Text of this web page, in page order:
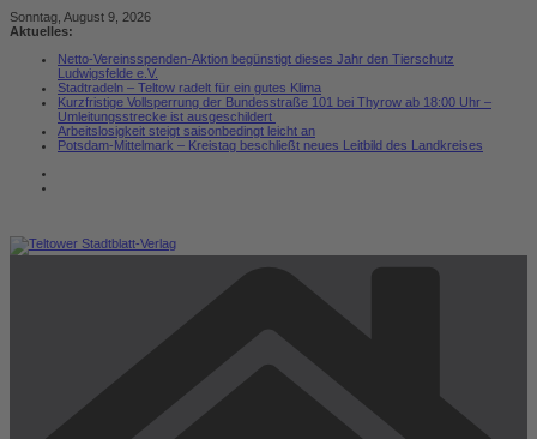
Zum
Inhalt
Sonntag, August 9, 2026
Aktuelles:
Netto-Vereinsspenden-Aktion begünstigt dieses Jahr den Tierschutz
Ludwigsfelde e.V.
Stadtradeln – Teltow radelt für ein gutes Klima
Kurzfristige Vollsperrung der Bundesstraße 101 bei Thyrow ab 18:00 Uhr –
Umleitungsstrecke ist ausgeschildert
Arbeitslosigkeit steigt saisonbedingt leicht an
Potsdam-Mittelmark – Kreistag beschließt neues Leitbild des Landkreises